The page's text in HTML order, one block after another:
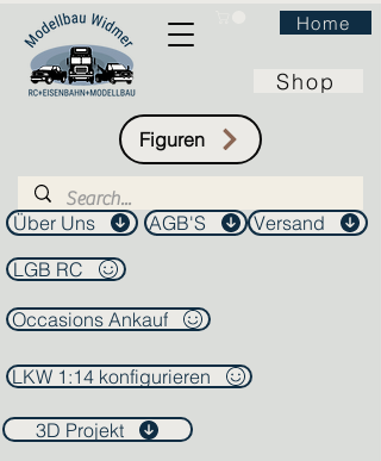
Home
Shop
Figuren
Über Uns AGB'S
Versand
LGB RC
Occasions Ankauf
LKW 1:14 konfigurieren
3D Projekt